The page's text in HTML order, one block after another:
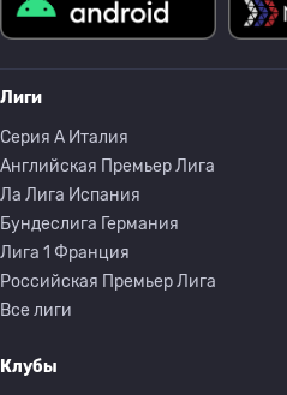
Лиги
Серия A Италия
Английская Премьер Лига
Ла Лига Испания
Бундеслига Германия
Лига 1 Франция
Российская Премьер Лига
Все лиги
Клубы